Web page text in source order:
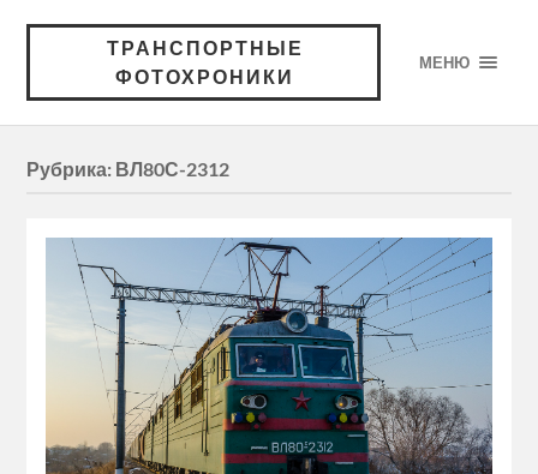
ТРАНСПОРТНЫЕ
ФОТОХРОНИКИ
МЕНЮ
Рубрика: ВЛ80С-2312